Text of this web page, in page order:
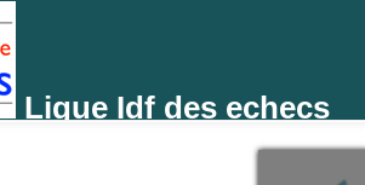
Ligue Idf des echecs